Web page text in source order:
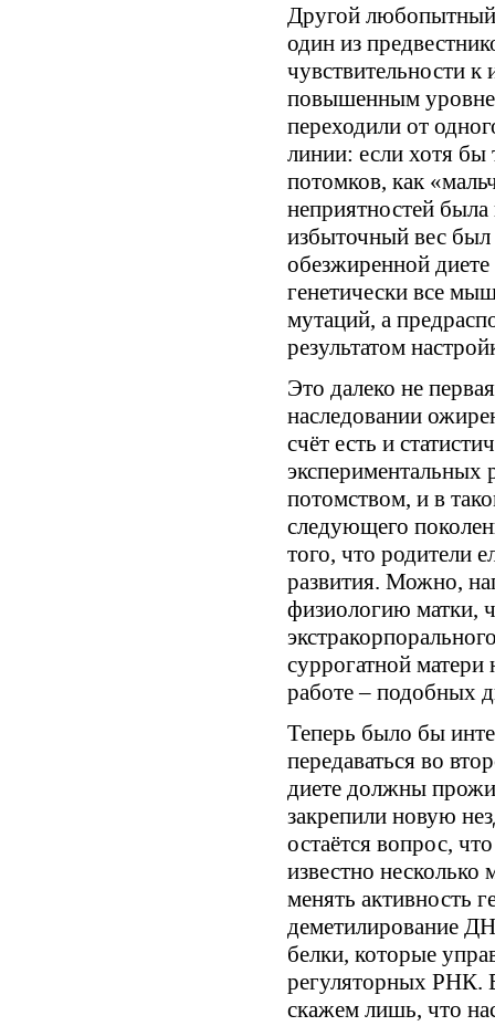
Другой любопытный
один из
чувствительности к
повышенным
переходили от
линии: если хотя бы
потомков, как
неприятностей
избыточный вес был
обезжиренной
генетически все
мутаций, а
результатом
Это далеко не
наследовании
счёт есть и
экспериментальных
потомством, и в
следующего
того, что родители
развития. Можно,
физиологию матки,
суррогатной
работе – подобных
Теперь было бы
передаваться во
диете должны
закрепили новую
остаётся вопрос,
известно несколько
менять активность
деметилирование
белки, которые
регуляторных РНК.
скажем лишь, что